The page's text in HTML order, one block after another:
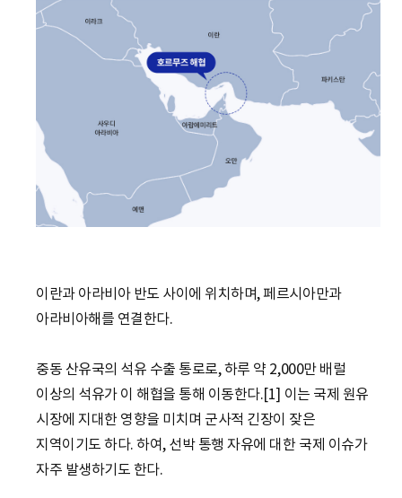
이란과 아라비아 반도 사이에 위치하며, 페르시아만과
아라비아해를 연결한다.
중동 산유국의 석유 수출 통로로, 하루 약 2,000만 배럴
이상의 석유가 이 해협을 통해 이동한다.[1] 이는 국제 원유
시장에 지대한 영향을 미치며 군사적 긴장이 잦은
지역이기도 하다. 하여, 선박 통행 자유에 대한 국제 이슈가
자주 발생하기도 한다.